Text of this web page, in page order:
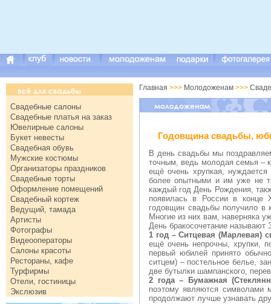
Свадебные салоны
Свадебные платья на заказ
Ювелирные салоны
Букет невесты
Свадебная обувь
Мужские костюмы
Организаторы праздников
Свадебные торты
Оформление помещений
Свадебный кортеж
Ведущий, тамада
Артисты
Фотографы
Видеооператоры
Салоны красоты
Рестораны, кафе
Турфирмы
Отели, гостиницы
Экслюзив
Главная >>> Молодоженам >>>
Годовщина свадьбы,
В день свадьбы мы
точным, ведь молодая семья –
ещё очень хрупкая,
более опытными и им уже не
каждый год День Рождения,
появилась в России в конце
годовщин свадьбы получило в
Многие из них вам, наверняка
День бракосочетание
1 год – Ситцевая (Марлевая)
ещё очень непрочны, хрупки,
первый юбилей принято
ситцем) – постельное белье,
две бутылки шампанского,
2 года – Бумажная
поэтому являются символами
продолжают лучше узнавать